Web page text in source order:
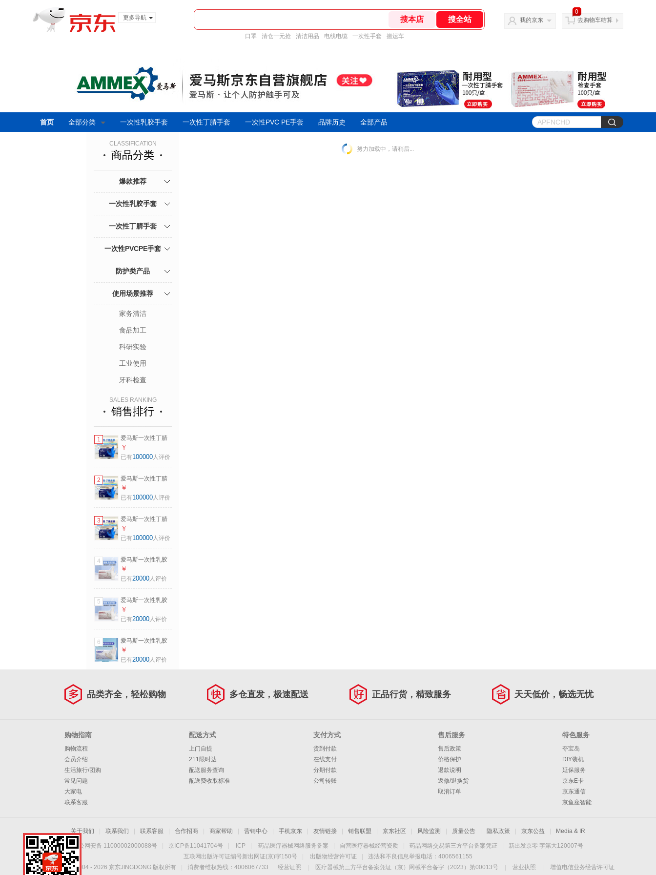
更多导航
口罩 清仓一元抢 清洁用品 电线电缆 一次性手套 搬运车
我的京东
0
去购物车结算
首页 全部分类 一次性乳胶手套 一次性丁腈手套 一次性PVC PE手套 品牌历史 全部产品
CLASSIFICATION
商品分类
爆款推荐
一次性乳胶手套
一次性丁腈手套
一次性PVCPE手套
防护类产品
使用场景推荐
家务清洁
食品加工
科研实验
工业使用
牙科检查
SALES RANKING
销售排行
1
爱马斯一次性丁腈
手套耐用型 防水耐
污100只/盒 深蓝色
￥
已有100000人评价
2
爱马斯一次性丁腈
手套耐用型 防水耐
污100只/盒 深蓝色
￥
已有100000人评价
3
爱马斯一次性丁腈
手套耐用型 防水耐
污100只/盒 深蓝色
￥
已有100000人评价
4
爱马斯一次性乳胶
手套标准型 100只/
盒 乳白色TLFVMD
￥
已有20000人评价
5
爱马斯一次性乳胶
手套标准型 100只/
盒 乳白色TLFVMD
￥
已有20000人评价
6
爱马斯一次性乳胶
手套耐用型 100只
乳白色TLFCMD 中
￥
已有20000人评价
努力加载中，请稍后...
品类齐全，轻松购物 多仓直发，极速配送 正品行货，精致服务 天天低价，畅选无忧
购物指南
购物流程
会员介绍
生活旅行/团购
常见问题
大家电
联系客服
配送方式
上门自提
211限时达
配送服务查询
配送费收取标准
支付方式
货到付款
在线支付
分期付款
公司转账
售后服务
售后政策
价格保护
退款说明
返修/退换货
取消订单
特色服务
夺宝岛
DIY装机
延保服务
京东E卡
京东通信
京鱼座智能
关于我们 联系我们 联系客服 合作招商 商家帮助 营销中心 手机京东 友情链接 销售联盟 京东社区 风险监测 质量公告 隐私政策 京东公益 Media & IR
京公网安备 11000002000088号 京ICP备11041704号 ICP 药品医疗器械网络服务备案 自营医疗器械经营资质 药品网络交易第三方平台备案凭证
新出发京零 字第大120007号
互联网出版许可证编号新出网证(京)字150号
出版物经营许可证
违法和不良信息举报电话：4006561155
Copyright © 2004 - 2026 京东JINGDONG 版权所有 消费者维权热线：4006067733 经营证照 医疗器械第三方平台备案凭证（京）网械平台备字（2023）第00013号 营业执照
增值电信业务经营许可证